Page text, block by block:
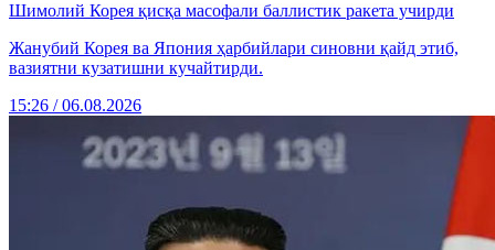
Шимолий Корея қисқа масофали баллистик ракета учирди
Жанубий Корея ва Япония ҳарбийлари синовни қайд этиб,
вазиятни кузатишни кучайтирди.
15:26 / 06.08.2026